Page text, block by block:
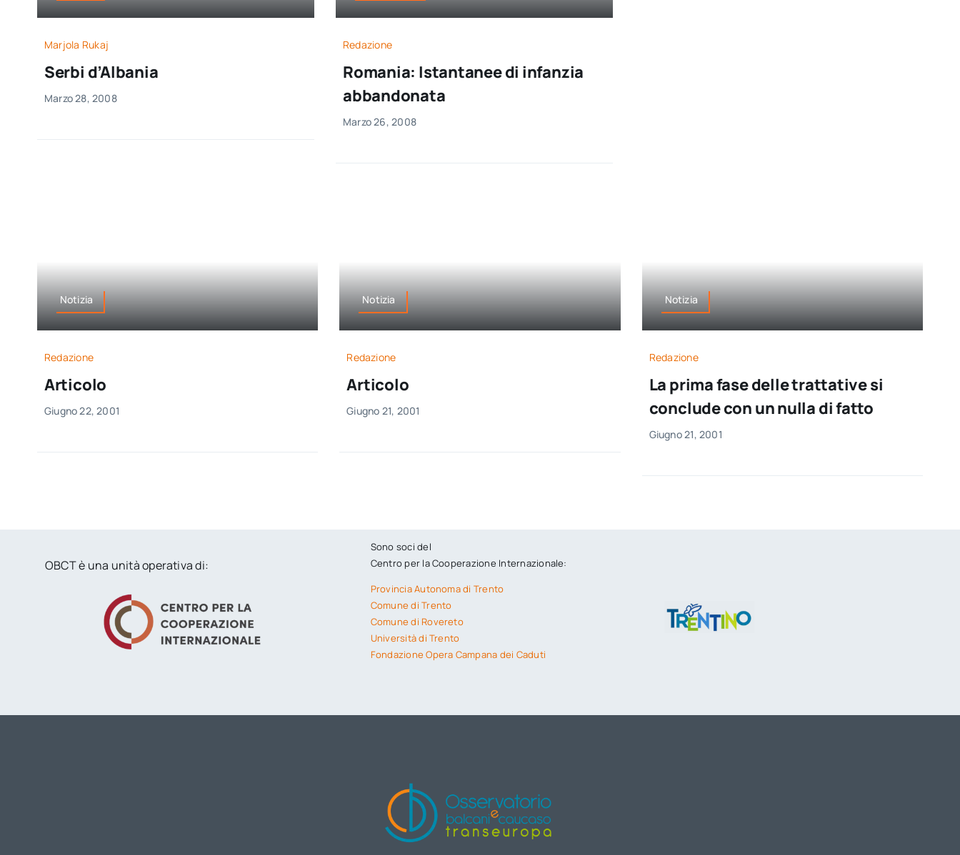
Marjola Rukaj
Serbi d’Albania
Marzo 28, 2008
Redazione
Romania: Istantanee di infanzia
abbandonata
Marzo 26, 2008
Notizia
Redazione
Articolo
Giugno 22, 2001
Notizia
Redazione
Articolo
Giugno 21, 2001
Notizia
Redazione
La prima fase delle trattative si
conclude con un nulla di fatto
Giugno 21, 2001
OBCT è una unità operativa di:
Sono soci del
Centro per la Cooperazione Internazionale:
Provincia Autonoma di Trento
Comune di Trento
Comune di Rovereto
Università di Trento
Fondazione Opera Campana dei Caduti